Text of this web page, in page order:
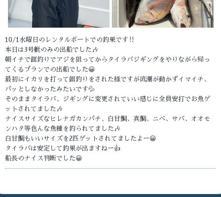
10/1水曜日のレンタルボートでの釣果です‼️
本日は3号艇のみの出船でした🎶
朝イチで餌釣りでアジを狙ってからタイラバジギングをやりながら帰っ
てくるプランでの出船でした😀
最初にイカリを打って餌釣りをされた様ですが底潮が動かずイマイチ、
パッとしなかったみたいです💦
そのままタイラバ、ジギングに変更されていい感じに全員安打でお魚ゲ
ットされてました🎶
ナイスサイズなヒレナガカンパチ、白甘鯛、真鯛、ニベ、サバ、オオモ
ンハタ等色んな魚種を釣られてました🎶
白甘鯛もいいサイズを2匹ゲットされてましたよー😀
タイラバは安定して釣果が出ますねー👍
船長のナイス判断でした😀